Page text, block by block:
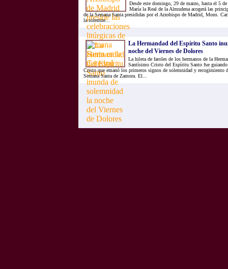
Desde este domingo, 29 de marzo, hasta el 5
María la Real de la Almudena acogerá las
de la Semana Santa presididas por el Arzobispo de Madrid, Mons.
la solemne...
La Hermandad del Espíritu Santo
noche del Viernes de Dolores
La hilera de faroles de los hermanos de la
Santísimo Cristo del Espíritu Santo fue
Cristo que emanó los primeros signos de solemnidad y recogimiento
Semana Santa de Zamora. El...